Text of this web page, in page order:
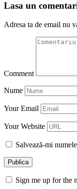
Lasa un
Adresa ta de email nu
Comment
Nume
Your Email
Your Website
Salvează-mi
Sign me up for the